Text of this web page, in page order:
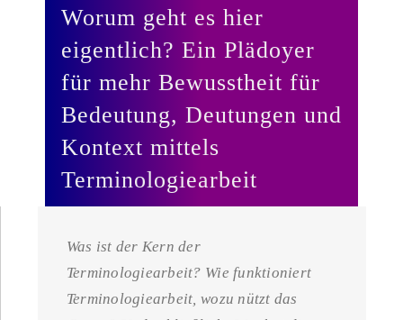
Worum geht es hier
eigentlich? Ein Plädoyer
für mehr Bewusstheit für
Bedeutung, Deutungen und
Kontext mittels
Terminologiearbeit
Was ist der Kern der
Terminologiearbeit? Wie funktioniert
Terminologiearbeit, wozu nützt das